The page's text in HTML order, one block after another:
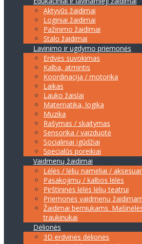
Aktyvūs žaidimai
Loginiai žaidimai
Pažinimo žaidimai
Stalo žaidimai
Lavinimo ir ugdymo priemonės
Erdvės suvokimas
Kalba, atmintis
Koordinacija / motorika
Laikas
Lauko žaislai
Matematika, logika
Muzika
Rašymas / skaitymas
Sensorika / vaizduotė
Socialiniai įgūdžiai
Specialūs poreikiai
Vaidmenų žaidimai
Lėlės / lėlių nameliai /
Pasakojimų / kalbos lėlės
Pirštininės lėlės lėlių teatrui
Priemonės vaidmenų
Žaidimai berniukams.
traukinukai
Dėlionės
3D erdvinės dėlionės